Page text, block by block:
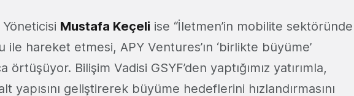
Mustafa Keçeli ise “İletmen’in mobilite sektöründe
hareket etmesi, APY Ventures’ın ‘birlikte büyüme’
Bilişim Vadisi GSYF’den yaptığımız yatırımla,
yapısını geliştirerek büyüme hedeflerini hızlandırmasını